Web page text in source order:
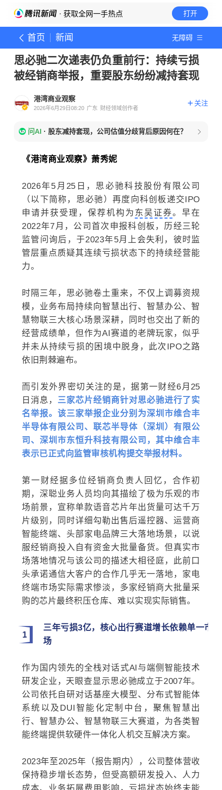
· 获取全网一手热点 打开
首页 新闻 无障碍
思必驰二次递表仍负重前行：持续亏损
被经销商举报，重要股东纷纷减持套现
港湾商业观察
2026年6月29日08:20 广东 财经领域创作者
关注
问AI · 股东减持套现，公司估值分歧背后原因何在？
《港湾商业观察》萧秀妮
2026年5月25日，思必驰科技股份有限公司
（以下简称，思必驰）再度向科创板递交IPO
申请并获受理，保荐机构为 东吴证券。早在
2022年7月，公司首次申报科创板，历经三轮
监管问询后，于2023年5月上会失利，彼时监
管层重点质疑其连续亏损状态下的持续经营能
力。
时隔三年，思必驰卷土重来，不仅上调募资规
模，业务布局持续向智慧出行、智慧办公、智
慧物联三大核心场景深耕，同时也交出了新的
经营成绩单，但作为AI赛道的老牌玩家，似乎
并未从持续亏损的困境中脱身，此次IPO之路
依旧荆棘遍布。
而引发外界密切关注的是，据第一财经6月25
日消息， 三家芯片经销商针对思必驰进行了实
名举报。该三家举报企业分别为深圳市维合丰
半导体有限公司、联芯半导体（深圳）有限公
司、深圳市东恒升科技有限公司，其中维合丰
表示已正式向监管审核机构提交举报材料。
第一财经据多位经销商负责人回忆，合作初
期，深聪业务人员均向其描绘了极为乐观的市
场前景，宣称单款语音芯片年出货量可达千万
片级别，同时详细勾勒出售后遥控器、运营商
智能终端、头部家电品牌三大落地场景，以说
服经销商投入自有资金大批量备货。但真实市
场落地情况与该公司的描述大相径庭，此前口
头承诺通信大客户的合作几乎无一落地，家电
终端市场实际需求惨淡，多家经销商大批量采
购的芯片最终积压仓库、难以实现实际销售。
1
三年亏损3亿，核心出行赛道增长依赖单一市
场
作为国内领先的全栈对话式AI与端侧智能技术
研发企业，天眼查显示思必驰成立于2007年。
公司依托自研对话基座大模型、分布式智能体
系统以及DUI智能化定制中台，聚焦智慧出
行、智慧办公、智慧物联三大赛道，为各类智
能终端提供软硬件一体化人机交互解决方案。
2023年至2025年（报告期内），公司整体营收
保持稳步增长态势，但受高额研发投入、人力